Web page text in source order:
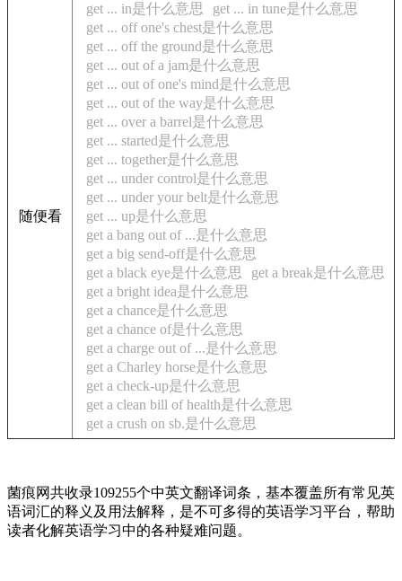
随便看
get ... in是什么意思
get ... in tune是什么意思
get ... off one's chest是什么意思
get ... off the ground是什么意思
get ... out of a jam是什么意思
get ... out of one's mind是什么意思
get ... out of the way是什么意思
get ... over a barrel是什么意思
get ... started是什么意思
get ... together是什么意思
get ... under control是什么意思
get ... under your belt是什么意思
get ... up是什么意思
get a bang out of ...是什么意思
get a big send-off是什么意思
get a black eye是什么意思
get a break是什么意思
get a bright idea是什么意思
get a chance是什么意思
get a chance of是什么意思
get a charge out of ...是什么意思
get a Charley horse是什么意思
get a check-up是什么意思
get a clean bill of health是什么意思
get a crush on sb.是什么意思
菌痕网共收录109255个中英文翻译词条，基本覆盖所有常见英
语词汇的释义及用法解释，是不可多得的英语学习平台，帮助
读者化解英语学习中的各种疑难问题。